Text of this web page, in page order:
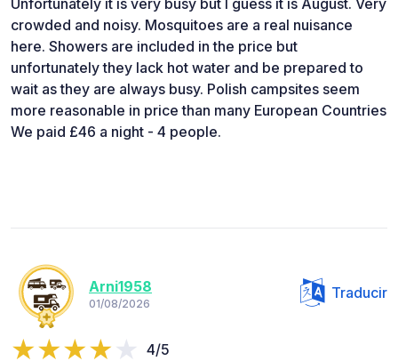
Unfortunately it is very busy but I guess it is August. Very
crowded and noisy. Mosquitoes are a real nuisance
here. Showers are included in the price but
unfortunately they lack hot water and be prepared to
wait as they are always busy. Polish campsites seem
more reasonable in price than many European Countries
We paid £46 a night - 4 people.
Arni1958
01/08/2026
Traducir
4/5